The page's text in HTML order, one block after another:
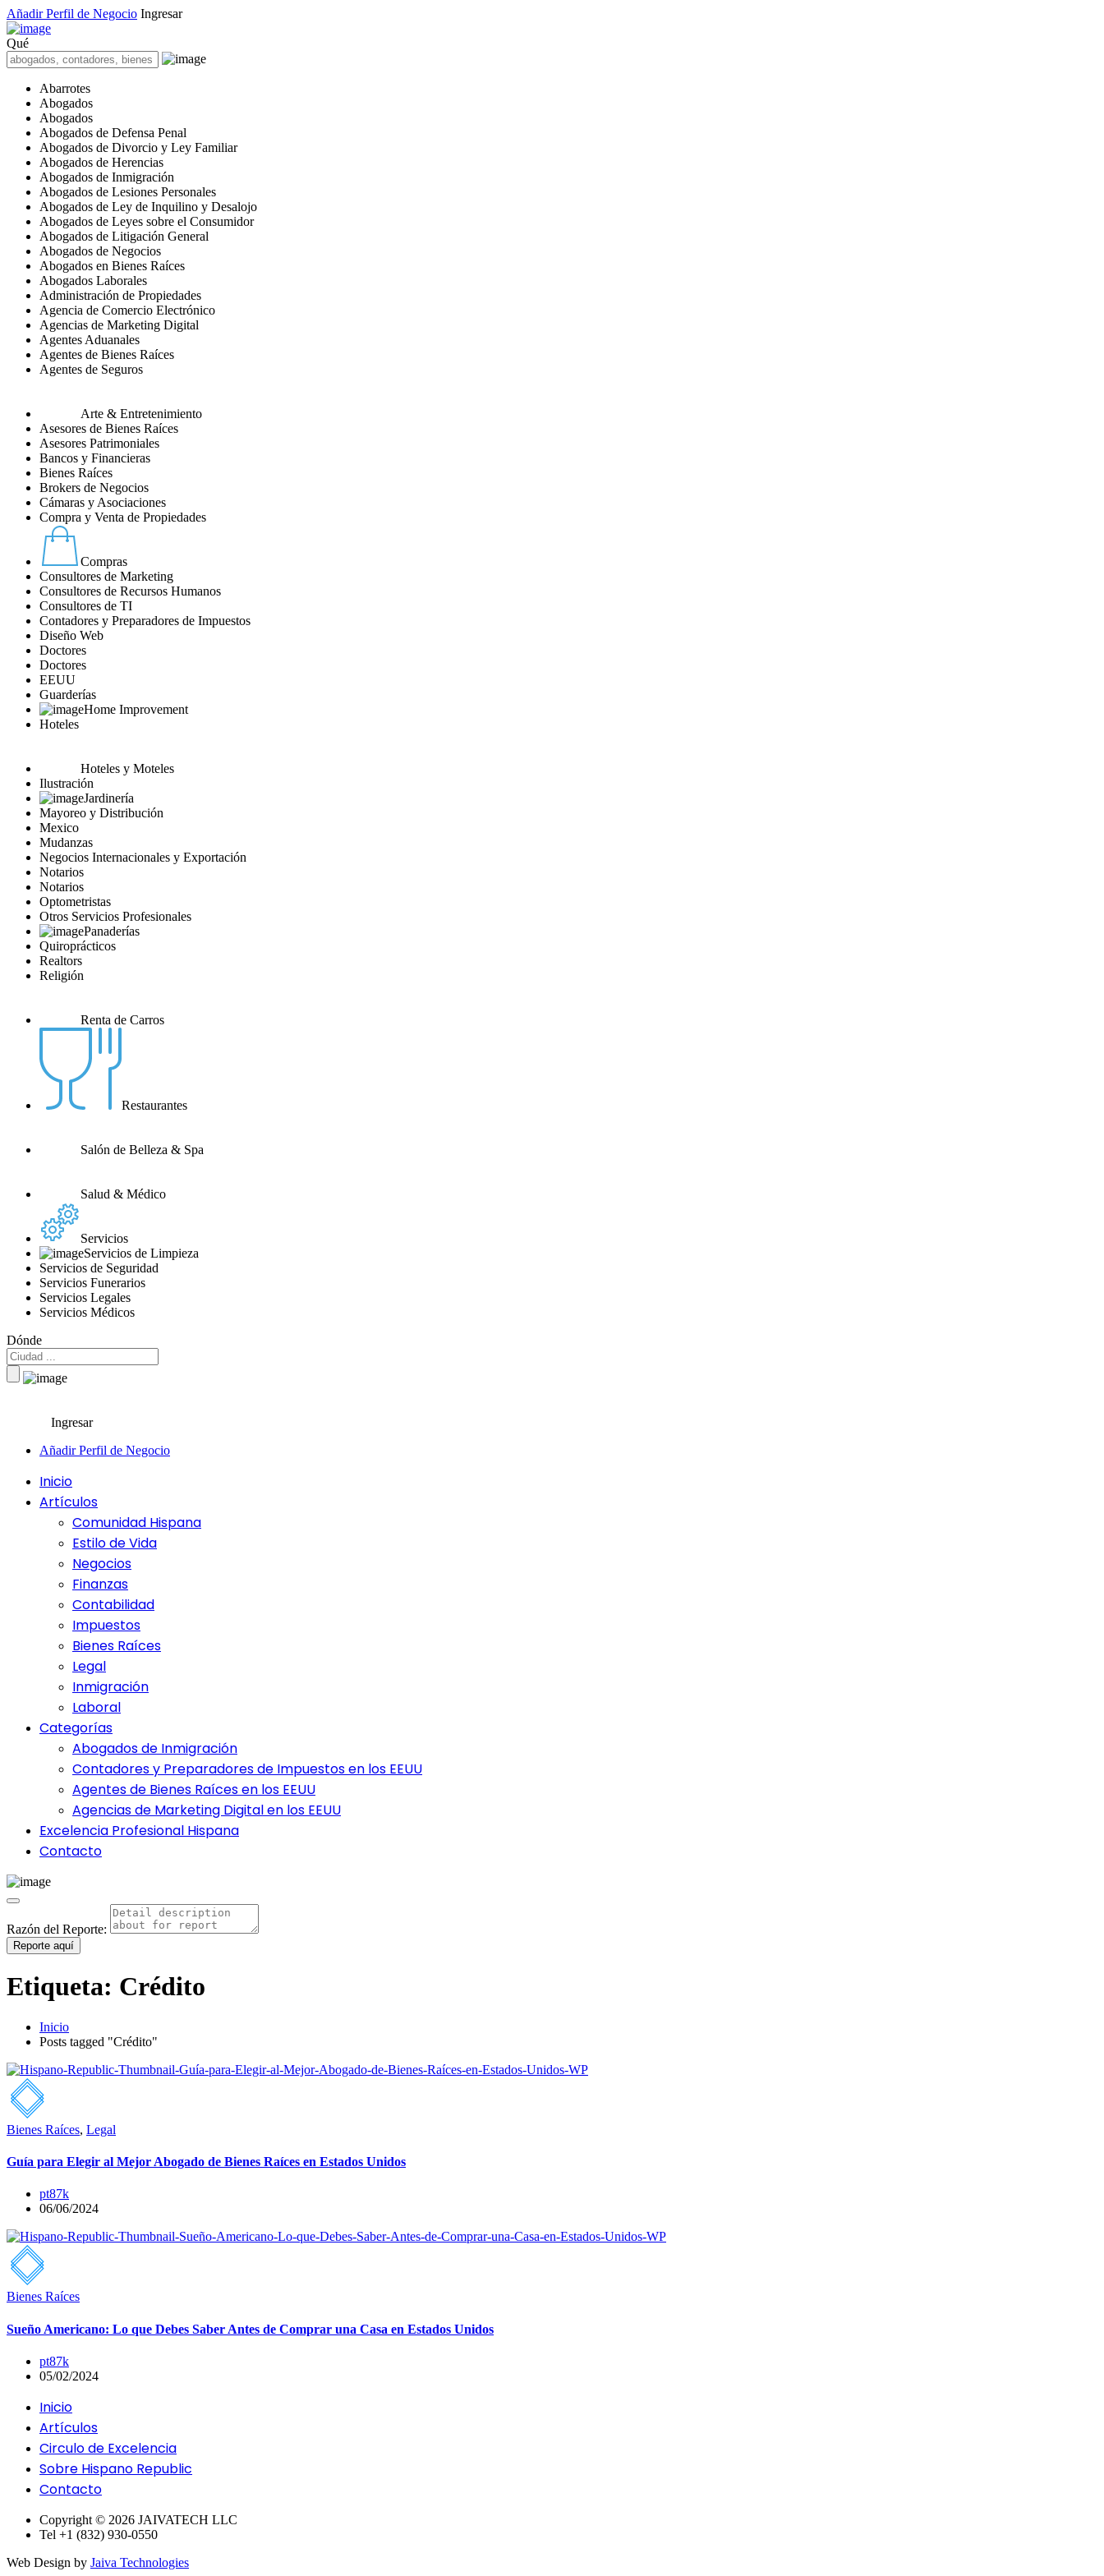
Añadir Perfil de Negocio Ingresar
Qué
Abarrotes
Abogados
Abogados
Abogados de Defensa Penal
Abogados de Divorcio y Ley Familiar
Abogados de Herencias
Abogados de Inmigración
Abogados de Lesiones Personales
Abogados de Ley de Inquilino y Desalojo
Abogados de Leyes sobre el Consumidor
Abogados de Litigación General
Abogados de Negocios
Abogados en Bienes Raíces
Abogados Laborales
Administración de Propiedades
Agencia de Comercio Electrónico
Agencias de Marketing Digital
Agentes Aduanales
Agentes de Bienes Raíces
Agentes de Seguros
Arte & Entretenimiento
Asesores de Bienes Raíces
Asesores Patrimoniales
Bancos y Financieras
Bienes Raíces
Brokers de Negocios
Cámaras y Asociaciones
Compra y Venta de Propiedades
Compras
Consultores de Marketing
Consultores de Recursos Humanos
Consultores de TI
Contadores y Preparadores de Impuestos
Diseño Web
Doctores
Doctores
EEUU
Guarderías
Home Improvement
Hoteles
Hoteles y Moteles
Ilustración
Jardinería
Mayoreo y Distribución
Mexico
Mudanzas
Negocios Internacionales y Exportación
Notarios
Notarios
Optometristas
Otros Servicios Profesionales
Panaderías
Quiroprácticos
Realtors
Religión
Renta de Carros
Restaurantes
Salón de Belleza & Spa
Salud & Médico
Servicios
Servicios de Limpieza
Servicios de Seguridad
Servicios Funerarios
Servicios Legales
Servicios Médicos
Dónde
Ingresar
Añadir Perfil de Negocio
Inicio
Artículos
Comunidad Hispana
Estilo de Vida
Negocios
Finanzas
Contabilidad
Impuestos
Bienes Raíces
Legal
Inmigración
Laboral
Categorías
Abogados de Inmigración
Contadores y Preparadores de Impuestos en los EEUU
Agentes de Bienes Raíces en los EEUU
Agencias de Marketing Digital en los EEUU
Excelencia Profesional Hispana
Contacto
Razón del Reporte:
Reporte aquí
Etiqueta: Crédito
Inicio
Posts tagged "Crédito"
Bienes Raíces, Legal
Guía para Elegir al Mejor Abogado de Bienes Raíces en Estados Unidos
pt87k
06/06/2024
Bienes Raíces
Sueño Americano: Lo que Debes Saber Antes de Comprar una Casa en Estados Unidos
pt87k
05/02/2024
Inicio
Artículos
Circulo de Excelencia
Sobre Hispano Republic
Contacto
Copyright © 2026 JAIVATECH LLC
Tel +1 (832) 930-0550
Web Design by Jaiva Technologies